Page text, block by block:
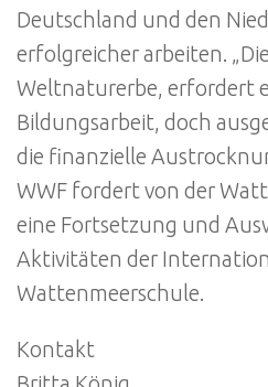
Deutschland und den
erfolgreicher arbeiten.
Weltnaturerbe, erfordert
Bildungsarbeit, doch
die finanzielle
WWF fordert von der
eine Fortsetzung und
Aktivitäten der
Wattenmeerschule.
Kontakt